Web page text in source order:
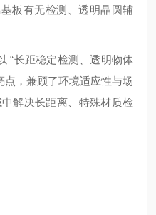
板有无检测、透明晶圆辅
“长距稳定检测、透明物体
，兼顾了环境适应性与场
解决长距离、特殊材质检